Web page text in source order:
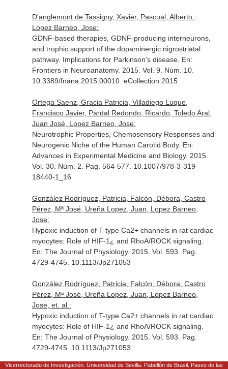
D'anglemont de Tassigny, Xavier, Pascual, Alberto,
Lopez Barneo, Jose:
GDNF-based therapies, GDNF-producing interneurons,
and trophic support of the dopaminergic nigrostriatal
pathway. Implications for Parkinson's disease. En:
Frontiers in Neuroanatomy. 2015. Vol. 9. Núm. 10.
10.3389/fnana.2015.00010. eCollection 2015
Ortega Saenz, Gracia Patricia, Villadiego Luque,
Francisco Javier, Pardal Redondo, Ricardo, Toledo Aral,
Juan José, Lopez Barneo, Jose:
Neurotrophic Properties, Chemosensory Responses and
Neurogenic Niche of the Human Carotid Body. En:
Advances in Experimental Medicine and Biology. 2015.
Vol. 30. Núm. 2. Pag. 564-577. 10.1007/978-3-319-
18440-1_16
González Rodríguez, Patricia, Falcón, Débora, Castro
Pérez, Mª José, Ureña Lopez, Juan, Lopez Barneo,
Jose:
Hypoxic induction of T-type Ca2+ channels in rat cardiac
myocytes: Role of HIF-1¿ and RhoA/ROCK signaling.
En: The Journal of Physiology. 2015. Vol. 593. Pag.
4729-4745. 10.1113/Jp271053
González Rodríguez, Patricia, Falcón, Débora, Castro
Pérez, Mª José, Ureña Lopez, Juan, Lopez Barneo,
Jose, et. al.:
Hypoxic induction of T-type Ca2+ channels in rat cardiac
myocytes: Role of HIF-1¿ and RhoA/ROCK signaling.
En: The Journal of Physiology. 2015. Vol. 593. Pag.
4729-4745. 10.1113/Jp271053
Vicerrectorado de Investigación. Universidad de Sevilla. Pabellón de Brasil. Paseo de las